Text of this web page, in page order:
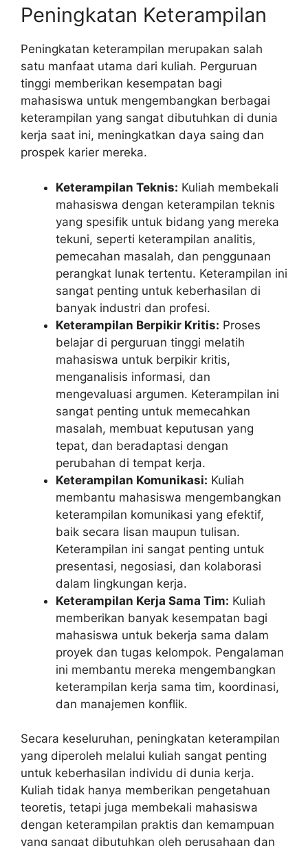
Peningkatan Keterampilan
Peningkatan keterampilan merupakan salah
satu manfaat utama dari kuliah. Perguruan
tinggi memberikan kesempatan bagi
mahasiswa untuk mengembangkan berbagai
keterampilan yang sangat dibutuhkan di dunia
kerja saat ini, meningkatkan daya saing dan
prospek karier mereka.
Keterampilan Teknis: Kuliah membekali
mahasiswa dengan keterampilan teknis
yang spesifik untuk bidang yang mereka
tekuni, seperti keterampilan analitis,
pemecahan masalah, dan penggunaan
perangkat lunak tertentu. Keterampilan ini
sangat penting untuk keberhasilan di
banyak industri dan profesi.
Keterampilan Berpikir Kritis: Proses
belajar di perguruan tinggi melatih
mahasiswa untuk berpikir kritis,
menganalisis informasi, dan
mengevaluasi argumen. Keterampilan ini
sangat penting untuk memecahkan
masalah, membuat keputusan yang
tepat, dan beradaptasi dengan
perubahan di tempat kerja.
Keterampilan Komunikasi: Kuliah
membantu mahasiswa mengembangkan
keterampilan komunikasi yang efektif,
baik secara lisan maupun tulisan.
Keterampilan ini sangat penting untuk
presentasi, negosiasi, dan kolaborasi
dalam lingkungan kerja.
Keterampilan Kerja Sama Tim: Kuliah
memberikan banyak kesempatan bagi
mahasiswa untuk bekerja sama dalam
proyek dan tugas kelompok. Pengalaman
ini membantu mereka mengembangkan
keterampilan kerja sama tim, koordinasi,
dan manajemen konflik.
Secara keseluruhan, peningkatan keterampilan
yang diperoleh melalui kuliah sangat penting
untuk keberhasilan individu di dunia kerja.
Kuliah tidak hanya memberikan pengetahuan
teoretis, tetapi juga membekali mahasiswa
dengan keterampilan praktis dan kemampuan
yang sangat dibutuhkan oleh perusahaan dan